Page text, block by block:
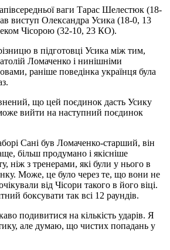
ваги Тарас Шелестюк (18-
виступ Олександра Усика (18-0, 13
Чісорою (32-10, 23 КО).
в підготовці Усика між тим,
Ломаченко і нинішніми
раніше поведінка українця була
що цей поєдинок дасть Усику
вийти на наступний поєдинок
Сані був Ломаченко-старший, він
більш продумано і якісніше
ніж з тренерами, які були у нього в
Може, це було через те, що вони не
від Чісори такого в його віці.
боксувати так всі 12 раундів.
подивитися на кількість ударів. Я
але думаю, що чистих попадань у